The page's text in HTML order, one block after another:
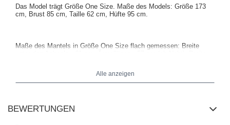
Das Model trägt Größe One Size. Maße des Models: Größe 173
cm, Brust 85 cm, Taille 62 cm, Hüfte 95 cm.
Maße des Mantels in Größe One Size flach gemessen: Breite
Alle anzeigen
BEWERTUNGEN